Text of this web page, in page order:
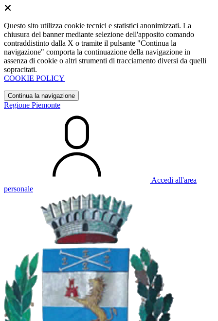
Questo sito utilizza cookie tecnici e statistici anonimizzati. La
chiusura del banner mediante selezione dell'apposito comando
contraddistinto dalla X o tramite il pulsante "Continua la
navigazione" comporta la continuazione della navigazione in
assenza di cookie o altri strumenti di tracciamento diversi da quelli
sopracitati.
COOKIE POLICY
Continua la navigazione
Regione Piemonte
Accedi all'area
personale